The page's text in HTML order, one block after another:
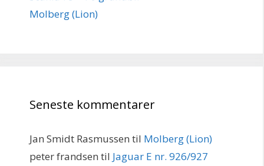
Molberg (Lion)
Seneste kommentarer
Jan Smidt Rasmussen til Molberg (Lion)
peter frandsen til Jaguar E nr. 926/927